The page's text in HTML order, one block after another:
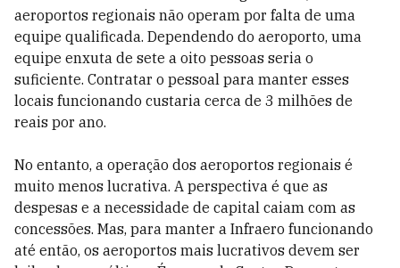
aeroportos regionais não operam por falta de uma
equipe qualificada. Dependendo do aeroporto, uma
equipe enxuta de sete a oito pessoas seria o
suficiente. Contratar o pessoal para manter esses
locais funcionando custaria cerca de 3 milhões de
reais por ano.
No entanto, a operação dos aeroportos regionais é
muito menos lucrativa. A perspectiva é que as
despesas e a necessidade de capital caiam com as
concessões. Mas, para manter a Infraero funcionando
até então, os aeroportos mais lucrativos devem ser